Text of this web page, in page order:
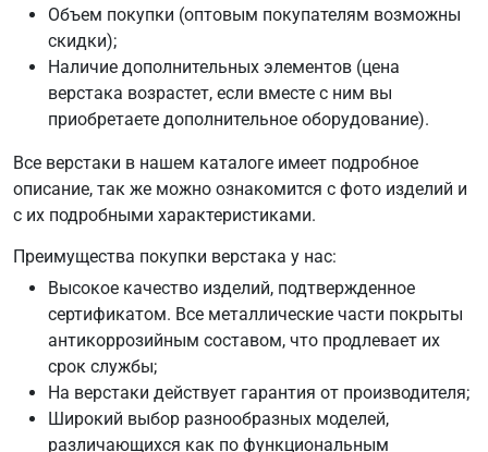
Объем покупки (оптовым покупателям возможны
скидки);
Наличие дополнительных элементов (цена
верстака возрастет, если вместе с ним вы
приобретаете дополнительное оборудование).
Все верстаки в нашем каталоге имеет подробное
описание, так же можно ознакомится с фото изделий и
с их подробными характеристиками.
Преимущества покупки верстака у нас:
Высокое качество изделий, подтвержденное
сертификатом. Все металлические части покрыты
антикоррозийным составом, что продлевает их
срок службы;
На верстаки действует гарантия от производителя;
Широкий выбор разнообразных моделей,
различающихся как по функциональным